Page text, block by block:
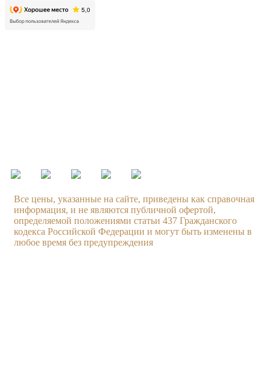
Все цены, указанные на сайте, приведены как справочная
информация, и не являются публичной офертой,
определяемой положениями статьи 437 Гражданского
кодекса Российской Федерации и могут быть изменены в
любое время без предупреждения